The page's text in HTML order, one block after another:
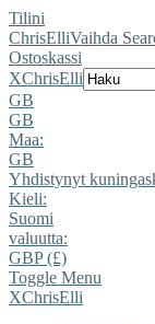
Tilini
ChrisElliVaihda
Ostoskassi
XChrisElli
GB
GB
Maa:
GB
Yhdistynyt
Kieli:
Suomi
valuutta:
GBP (£)
Toggle Menu
XChrisElli